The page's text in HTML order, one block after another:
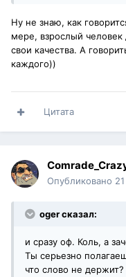
Ну не знаю, как
мере, взрослый
свои качества. А
каждого))
Цитата
Опубликовано
oger сказал:
и сразу оф. Коль, а
Ты серьезно
что слово не держит?